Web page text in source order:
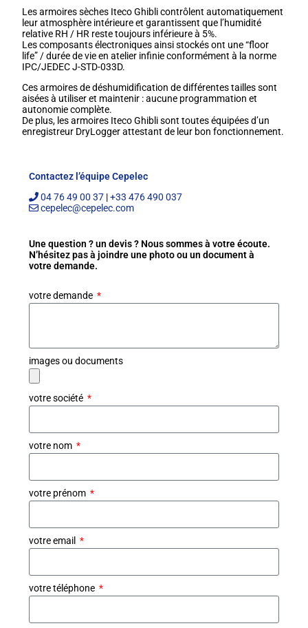
Les armoires sèches Iteco Ghibli contrôlent automatiquement
leur atmosphère intérieure et garantissent que l’humidité
relative RH / HR reste toujours inférieure à 5%.
Les composants électroniques ainsi stockés ont une “floor
life” / durée de vie en atelier infinie conformément à la norme
IPC/JEDEC J-STD-033D.
Ces armoires de déshumidification de différentes tailles sont
aisées à utiliser et maintenir : aucune programmation et
autonomie complète.
De plus, les armoires Iteco Ghibli sont toutes équipées d’un
enregistreur DryLogger attestant de leur bon fonctionnement.
Contactez l’équipe Cepelec
04 76 49 00 37 |+33 476 490 037
cepelec@cepelec.com
Une question ? un devis ? Nous sommes à votre écoute.
N’hésitez pas à joindre une photo ou un document à
votre demande.
votre demande
images ou documents
votre société
votre nom
votre prénom
votre email
votre téléphone